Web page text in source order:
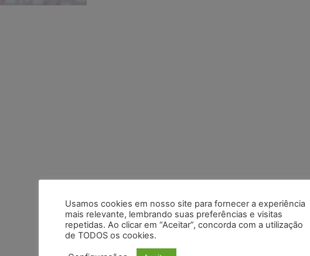
Usamos cookies em nosso site para fornecer a experiência
mais relevante, lembrando suas preferências e visitas
repetidas. Ao clicar em “Aceitar”, concorda com a utilização
de TODOS os cookies.